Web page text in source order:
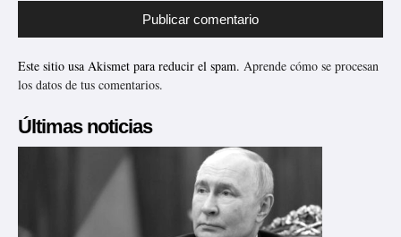
Este sitio usa Akismet para reducir el spam. Aprende cómo se procesan
los datos de tus comentarios.
Últimas noticias